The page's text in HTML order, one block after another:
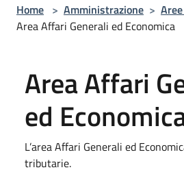
Home > Amministrazione >
Area Affari Generali ed Economica
Area Affari
ed
L’area Affari Generali ed
tributarie.